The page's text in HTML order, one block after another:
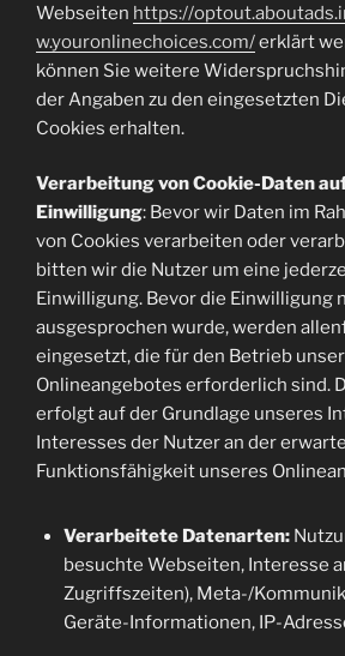
Webseiten https://
w.youronlinechoices.com/erklärt
können Sie weitere
der Angaben zu den eingesetzten
Cookies erhalten.
Verarbeitung von Cookie-Daten
Einwilligung: Bevor wir Daten im
von Cookies verarbeiten oder
bitten wir die Nutzer um eine
Einwilligung. Bevor die Einwilligung
ausgesprochen wurde, werden
eingesetzt, die für den Betrieb
Onlineangebotes erforderlich sind.
erfolgt auf der Grundlage unseres
Interesses der Nutzer an der
Funktionsfähigkeit unseres
Verarbeitete Datenarten:
besuchte Webseiten, Interesse
Zugriffszeiten), Meta-/
Geräte-Informationen, IP-